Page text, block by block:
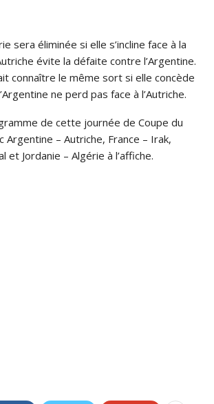
sera éliminée si elle s’incline face à la
évite la défaite contre l’Argentine.
connaître le même sort si elle concède
ne perd pas face à l’Autriche.
de cette journée de Coupe du
Argentine – Autriche, France – Irak,
et Jordanie – Algérie à l’affiche.